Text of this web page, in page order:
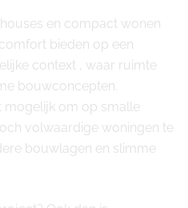
en compact wonen
bieden op een
context , waar ruimte
bouwconcepten.
mogelijk om op smalle
volwaardige woningen te
bouwlagen en slimme